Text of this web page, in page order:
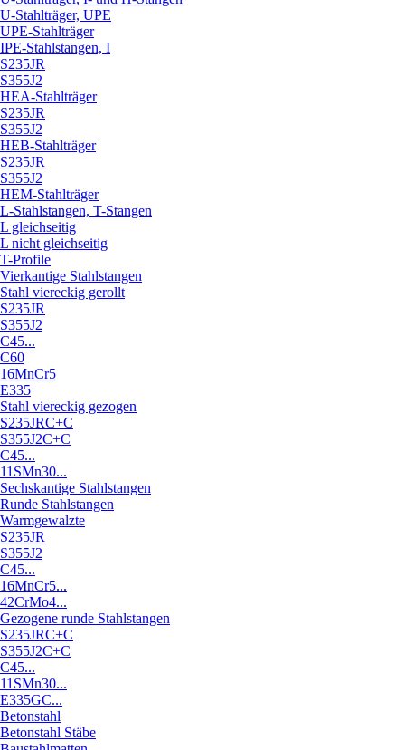
U-Stahlträger, UPE
UPE-Stahlträger
IPE-Stahlstangen, I
S235JR
S355J2
HEA-Stahlträger
S235JR
S355J2
HEB-Stahlträger
S235JR
S355J2
HEM-Stahlträger
L-Stahlstangen, T-Stangen
L gleichseitig
L nicht gleichseitig
T-Profile
Vierkantige Stahlstangen
Stahl viereckig gerollt
S235JR
S355J2
C45...
C60
16MnCr5
E335
Stahl viereckig gezogen
S235JRC+C
S355J2C+C
C45...
11SMn30...
Sechskantige Stahlstangen
Runde Stahlstangen
Warmgewalzte
S235JR
S355J2
C45...
16MnCr5...
42CrMo4...
Gezogene runde Stahlstangen
S235JRC+C
S355J2C+C
C45...
11SMn30...
E335GC...
Betonstahl
Betonstahl Stäbe